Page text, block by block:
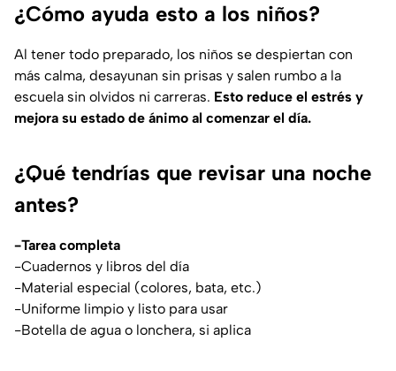
¿Cómo ayuda esto a los niños?
Al tener todo preparado, los niños se despiertan con
más calma, desayunan sin prisas y salen rumbo a la
escuela sin olvidos ni carreras. Esto reduce el estrés y
mejora su estado de ánimo al comenzar el día.
¿Qué tendrías que revisar una noche
antes?
-Tarea completa
-Cuadernos y libros del día
-Material especial (colores, bata, etc.)
-Uniforme limpio y listo para usar
-Botella de agua o lonchera, si aplica